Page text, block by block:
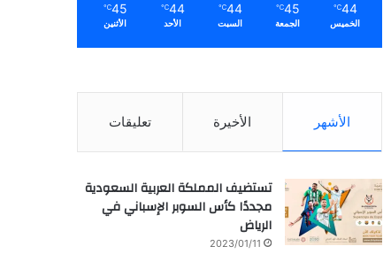
44
℃
الخميس
45
℃
الجمعة
44
℃
السبت
44
℃
الأحد
45
℃
الأثنين
الأشهر الأخيرة تعليقات
تستضيف المملكة العربية السعودية
مجددًا كأس السوبر الإسباني في
الرياض
2023/01/11